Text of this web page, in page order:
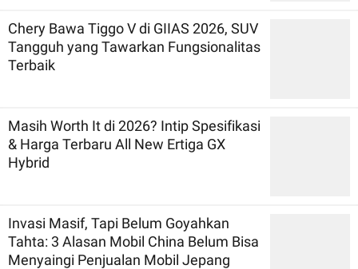
Chery Bawa Tiggo V di GIIAS 2026, SUV
Tangguh yang Tawarkan Fungsionalitas
Terbaik
Masih Worth It di 2026? Intip Spesifikasi
& Harga Terbaru All New Ertiga GX
Hybrid
Invasi Masif, Tapi Belum Goyahkan
Tahta: 3 Alasan Mobil China Belum Bisa
Menyaingi Penjualan Mobil Jepang